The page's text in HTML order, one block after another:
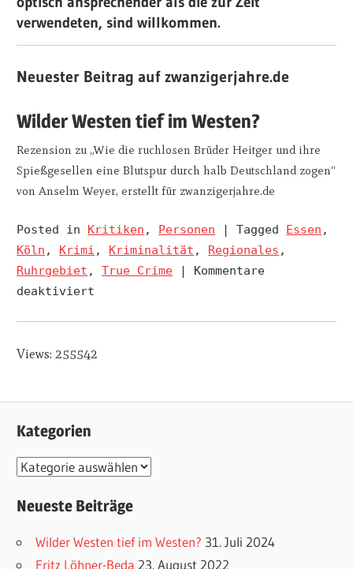
verwendeten, sind willkommen.
Neuester Beitrag auf zwanzigerjahre.de
Wilder Westen tief im Westen?
Rezension zu „Wie die ruchlosen Brüder Heitger und ihre
Spießgesellen eine Blutspur durch halb Deutschland zogen“
von Anselm Weyer, erstellt für zwanzigerjahre.de
Posted in Kritiken , Personen | Tagged Essen ,
Köln , Krimi , Kriminalität , Regionales ,
Ruhrgebiet ,True Crime |
Kommentare
deaktiviert
tief
Views: 255542
Kategorien
K
t
Neueste Beiträge
Wilder Westen tief im Westen? 31. Juli 2024
Fritz Löhner-Beda 23. August 2022